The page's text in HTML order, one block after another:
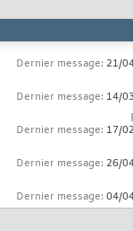
Dernier message: 21/
Dernier message: 14/
Dernier message: 17/
Dernier message: 26/
Dernier message: 04/